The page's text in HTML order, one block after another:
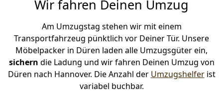
Wir fahren Deinen Umzug
Am Umzugstag stehen wir mit einem
Transportfahrzeug pünktlich vor Deiner Tür. Unsere
Möbelpacker in Düren laden alle Umzugsgüter ein,
sichern die Ladung und wir fahren Deinen Umzug von
Düren nach Hannover. Die Anzahl der Umzugshelferist
variabel buchbar.